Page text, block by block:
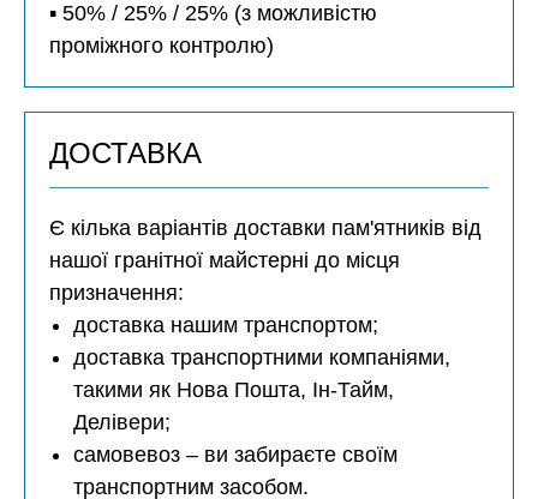
▪️ 50% / 25% / 25% (з можливістю
проміжного контролю)
ДОСТАВКА
Є кілька варіантів доставки пам'ятників від
нашої гранітної майстерні до місця
призначення:
доставка нашим транспортом;
доставка транспортними компаніями,
такими як Нова Пошта, Ін-Тайм,
Делівери;
самовевоз – ви забираєте своїм
транспортним засобом.